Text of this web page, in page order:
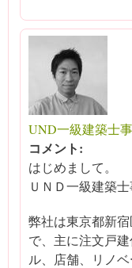
UND一級建築士
コメント:
はじめまして。
ＵＮＤ一級建築
弊社は東京都新
で、主に注文戸
ル、店舗、リノ